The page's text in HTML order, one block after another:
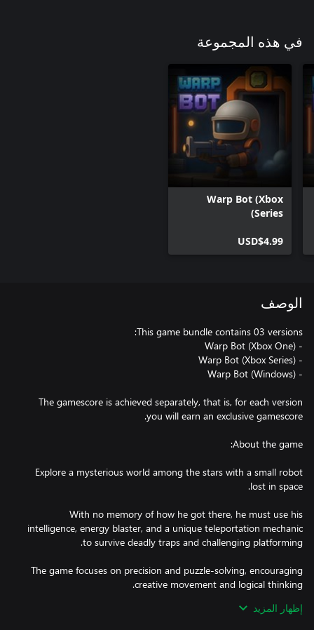
في هذه المجموعة
Warp Bot (Xbox
Series)
USD$4.99
الوصف
The gamescore is achieved separately, that is, for each version
Explore a mysterious world among the stars with a small robot
With no memory of how he got there, he must use his
intelligence, energy blaster, and a unique teleportation mechanic
The game focuses on precision and puzzle-solving, encouraging
Perfect for players who enjoy platformers with unique mechanics,
إظهار المزيد